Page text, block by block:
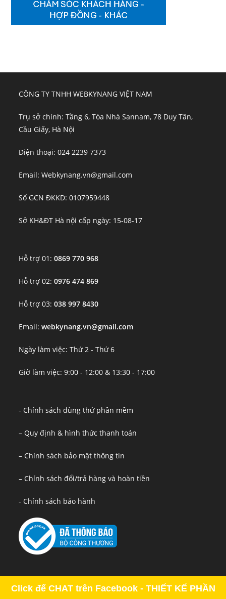
CÔNG TY TNHH WEBKYNANG VIỆT NAM
Trụ sở chính: Tầng 6, Tòa Nhà Sannam, 78 Duy Tân,
Cầu Giấy, Hà Nội
Điện thoại: 024 2239 7373
Email: Webkynang.vn@gmail.com
Số GCN ĐKKD: 0107959448
Sở KH&ĐT Hà nội cấp ngày: 15-08-17
Hỗ trợ 01:0869 770 968
Hỗ trợ 02:0976 474 869
Hỗ trợ 03:038 997 8430
Email:webkynang.vn@gmail.com
Ngày làm việc: Thứ 2 - Thứ 6
Giờ làm việc: 9:00 - 12:00 & 13:30 - 17:00
- Chính sách dùng thử phần mềm
– Quy định & hình thức thanh toán
– Chính sách bảo mật thông tin
– Chính sách đổi/trả hàng và hoàn tiền
- Chính sách bảo hành
Click để CHAT trên Facebook - THIẾT KẾ PHẦN